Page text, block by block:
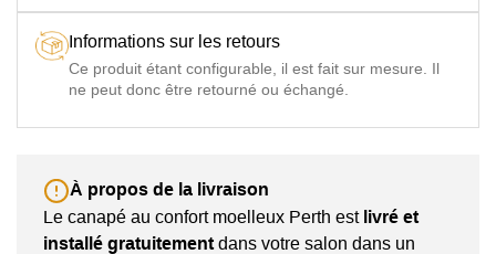
Informations sur les retours
Ce produit étant configurable, il est fait sur mesure. Il
ne peut donc être retourné ou échangé.
À propos de la livraison
Le canapé au confort moelleux Perth est livré et
installé gratuitementdans votre salon dans un